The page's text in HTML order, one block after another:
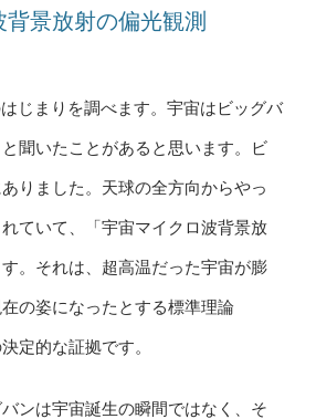
景放射の偏光観測
じまりを調べます。宇宙はビッグバ
聞いたことがあると思います。ビ
りました。天球の全方向からやっ
ていて、「宇宙マイクロ波背景放
。それは、超高温だった宇宙が膨
の姿になったとする標準理論
定的な証拠です。
ンは宇宙誕生の瞬間ではなく、そ